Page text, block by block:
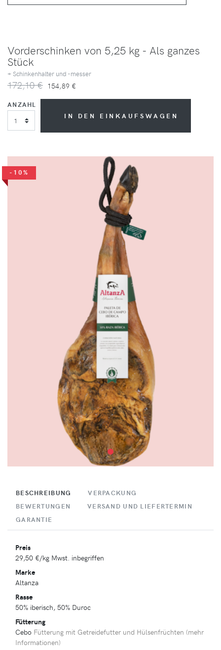
-10%
Vorderschinken von 5,25 kg - Als ganzes
Stück
+ Schinkenhalter und -messer
172,10 € 154,89 €
ANZAHL
IN DEN EINKAUFSWAGEN
BESCHREIBUNG
VERPACKUNG
BEWERTUNGEN
VERSAND UND LIEFERTERMIN
GARANTIE
Preis
29,50 €/kg Mwst. inbegriffen
Marke
Altanza
Rasse
50% iberisch, 50% Duroc
Fütterung
Cebo Fütterung mit Getreidefutter und Hülsenfrüchten (mehr
Informationen)